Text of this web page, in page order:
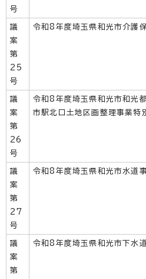
号
議
案
第
25
号
令和8年度埼玉県和光市介護
議
案
第
26
号
令和8年度埼玉県和光市和光
市駅北口土地区画整理事業特
議
案
第
27
号
令和8年度埼玉県和光市水道
議
案
第
令和8年度埼玉県和光市下水